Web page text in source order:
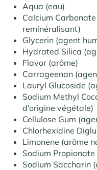
Aqua (eau)
Calcium
reminéralisant)
Glycerin (agent
Hydrated Silica
Flavor (arôme)
Carrageenan
Lauryl Glucoside
Sodium Methyl
d’origine végétale)
Cellulose Gum
Chlorhexidine
Limonene (arôme
Sodium
Sodium Saccharin